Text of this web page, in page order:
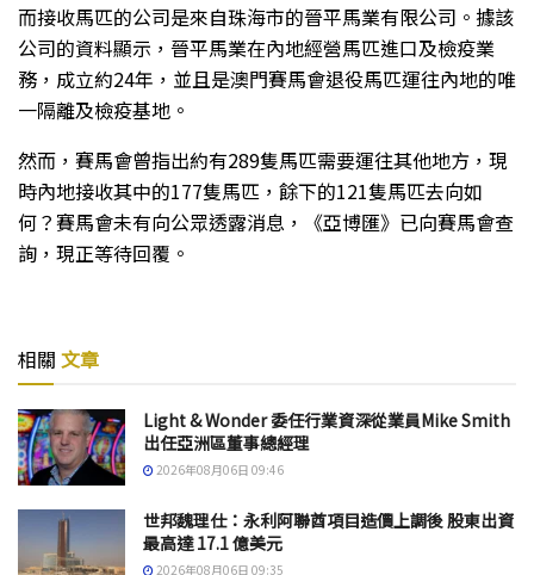
而接收馬匹的公司是來自珠海市的晉平馬業有限公司。據該
公司的資料顯示，晉平馬業在內地經營馬匹進口及檢疫業
務，成立約24年，並且是澳門賽馬會退役馬匹運往內地的唯
一隔離及檢疫基地。
然而，賽馬會曾指出約有289隻馬匹需要運往其他地方，現
時內地接收其中的177隻馬匹，餘下的121隻馬匹去向如
何？賽馬會未有向公眾透露消息，《亞博匯》已向賽馬會查
詢，現正等待回覆。
相關 文章
Light & Wonder 委任行業資深從業員Mike Smith
出任亞洲區董事總經理
2026年08月06日 09:46
世邦魏理仕：永利阿聯酋項目造價上調後 股東出資
最高達 17.1 億美元
2026年08月06日 09:35